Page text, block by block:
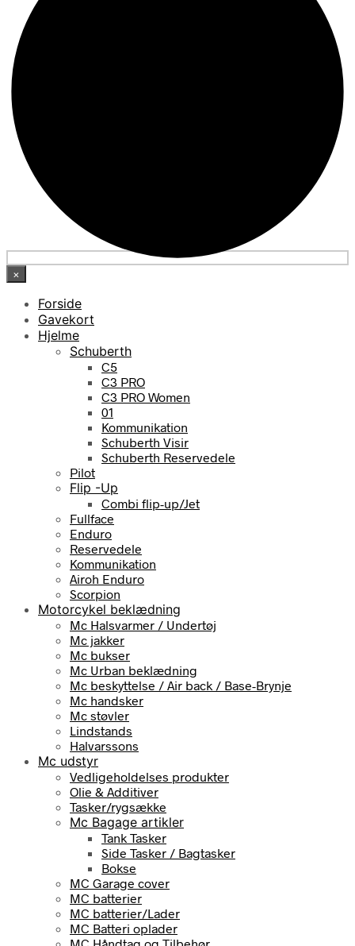
×
Forside
Gavekort
Hjelme
Schuberth
C5
C3 PRO
C3 PRO Women
01
Kommunikation
Schuberth Visir
Schuberth Reservedele
Pilot
Flip -Up
Combi flip-up/Jet
Fullface
Enduro
Reservedele
Kommunikation
Airoh Enduro
Scorpion
Motorcykel beklædning
Mc Halsvarmer / Undertøj
Mc jakker
Mc bukser
Mc Urban beklædning
Mc beskyttelse / Air back / Base-Brynje
Mc handsker
Mc støvler
Lindstands
Halvarssons
Mc udstyr
Vedligeholdelses produkter
Olie & Additiver
Tasker/rygsække
Mc Bagage artikler
Tank Tasker
Side Tasker / Bagtasker
Bokse
MC Garage cover
MC batterier
MC batterier/Lader
MC Batteri oplader